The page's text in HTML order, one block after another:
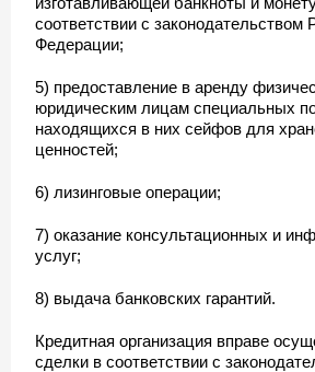
соответствии с законодательством
Федерации;
5) предоставление в аренду
юридическим лицам специальных
находящихся в них сейфов для
ценностей;
6) лизинговые операции;
7) оказание консультационных и
услуг;
8) выдача банковских гарантий.
Кредитная организация вправе
сделки в соответствии с